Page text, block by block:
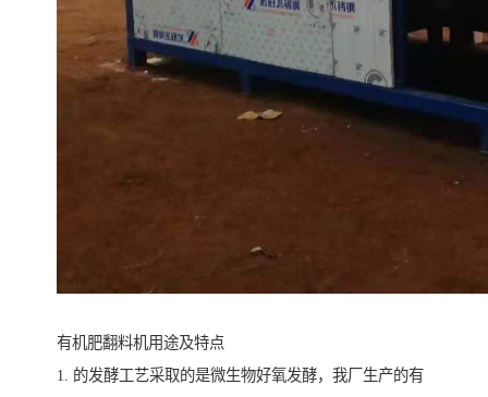
有机肥翻料机用途及特点
1. 的发酵工艺采取的是微生物好氧发酵，我厂生产的有